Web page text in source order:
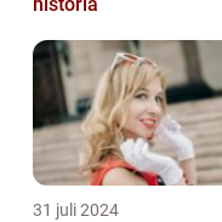
31 juli 2024